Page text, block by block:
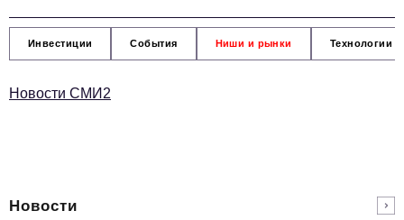
Инвестиции События Ниши и рынки Технологии
Новости СМИ2
Новости